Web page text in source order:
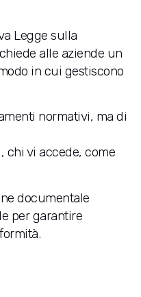
Legge sulla
alle aziende un
in cui gestiscono
normativi, ma di
chi vi accede, come
documentale
per garantire